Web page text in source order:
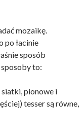
mozaikę.
po łacinie
sposób
to:
siatki, pionowe i
tesser są równe,